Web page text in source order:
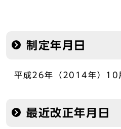
制定年月日
平成26年（2014年）10
最近改正年月日